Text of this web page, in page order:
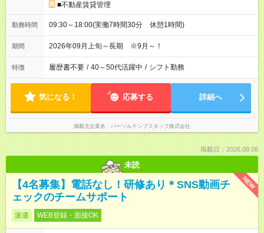
■不動産賃貸管理
勤務時間 09:30～18:00(実働7時間30分 休憩1時間)
期間 2026年09月上旬～長期 ※9月～！
特徴 履歴書不要 / 40～50代活躍中 / シフト勤務
気になる！ 応募する 詳細へ
掲載元企業名 パーソルテンプスタッフ株式会社
掲載日：2026.08.08
未読
NEW
【4名募集】電話なし！研修あり＊SNS動画チ
ェックのチームサポート
派遣 WEB登録・面接OK